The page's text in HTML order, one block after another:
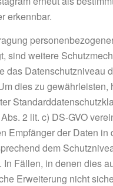
erkennbar.
sind weitere
das Datenschutzniveau
dies zu gewährleisten,
2 lit. c) DS-GVO
Empfänger der Daten in
dem
In Fällen, in denen dies
Erweiterung nicht